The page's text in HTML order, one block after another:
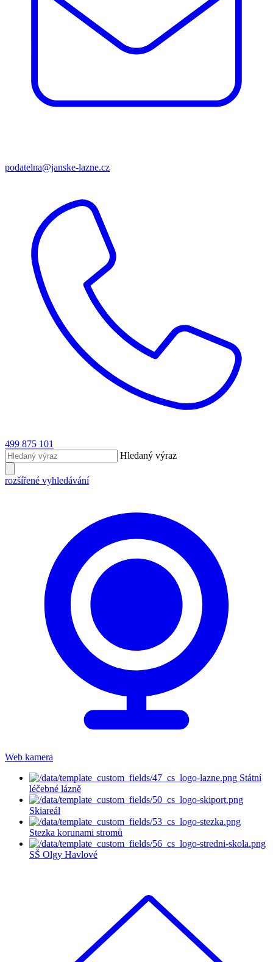
podatelna@janske-lazne.cz
499 875 101
Hledaný výraz
rozšířené vyhledávání
Web kamera
Státní
léčebné lázně
Skiareál
Stezka korunami stromů
SŠ Olgy Havlové